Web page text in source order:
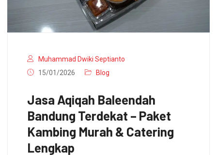
Muhammad Dwiki Septianto
15/01/2026
Blog
Jasa Aqiqah Baleendah
Bandung Terdekat – Paket
Kambing Murah & Catering
Lengkap